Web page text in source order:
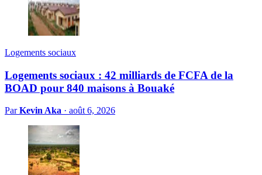
Logements sociaux
Logements sociaux : 42 milliards de FCFA de la
BOAD pour 840 maisons à Bouaké
ParKevin Aka · août 6, 2026